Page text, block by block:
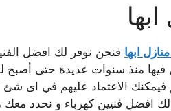
ابها فنحن نوفر لك افضل
منذ سنوات عديدة حتى أصبح
الاعتماد عليهم في اى شئ
لك افضل فنيين كهرباء و نحدد